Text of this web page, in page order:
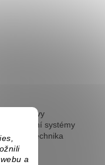
a
sestavy
solární systémy
technika
vody